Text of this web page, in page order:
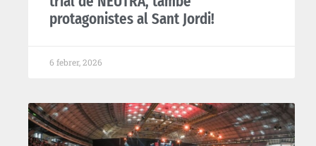
protagonistes al Sant Jordi!
6 febrer, 2026